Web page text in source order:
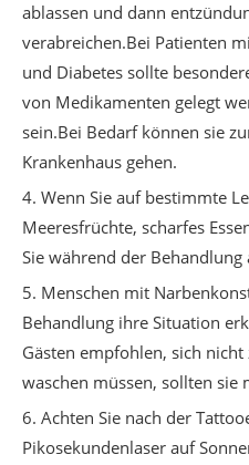
ablassen und dann
verabreichen.Bei Patienten
und Diabetes sollte
von Medikamenten gelegt
sein.Bei Bedarf können sie
Krankenhaus gehen.
4. Wenn Sie auf bestimmte
Meeresfrüchte, scharfes
Sie während der Behandlung
5. Menschen mit
Behandlung ihre Situation
Gästen empfohlen, sich nicht
waschen müssen, sollten sie
6. Achten Sie nach der
Pikosekundenlaser auf